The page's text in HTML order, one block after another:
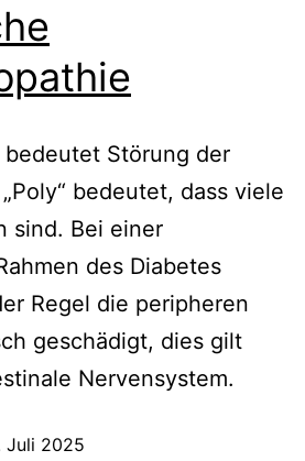
Störung der
bedeutet, dass viele
sind. Bei einer
des Diabetes
Regel die peripheren
geschädigt, dies gilt
Nervensystem.
Juli 2025